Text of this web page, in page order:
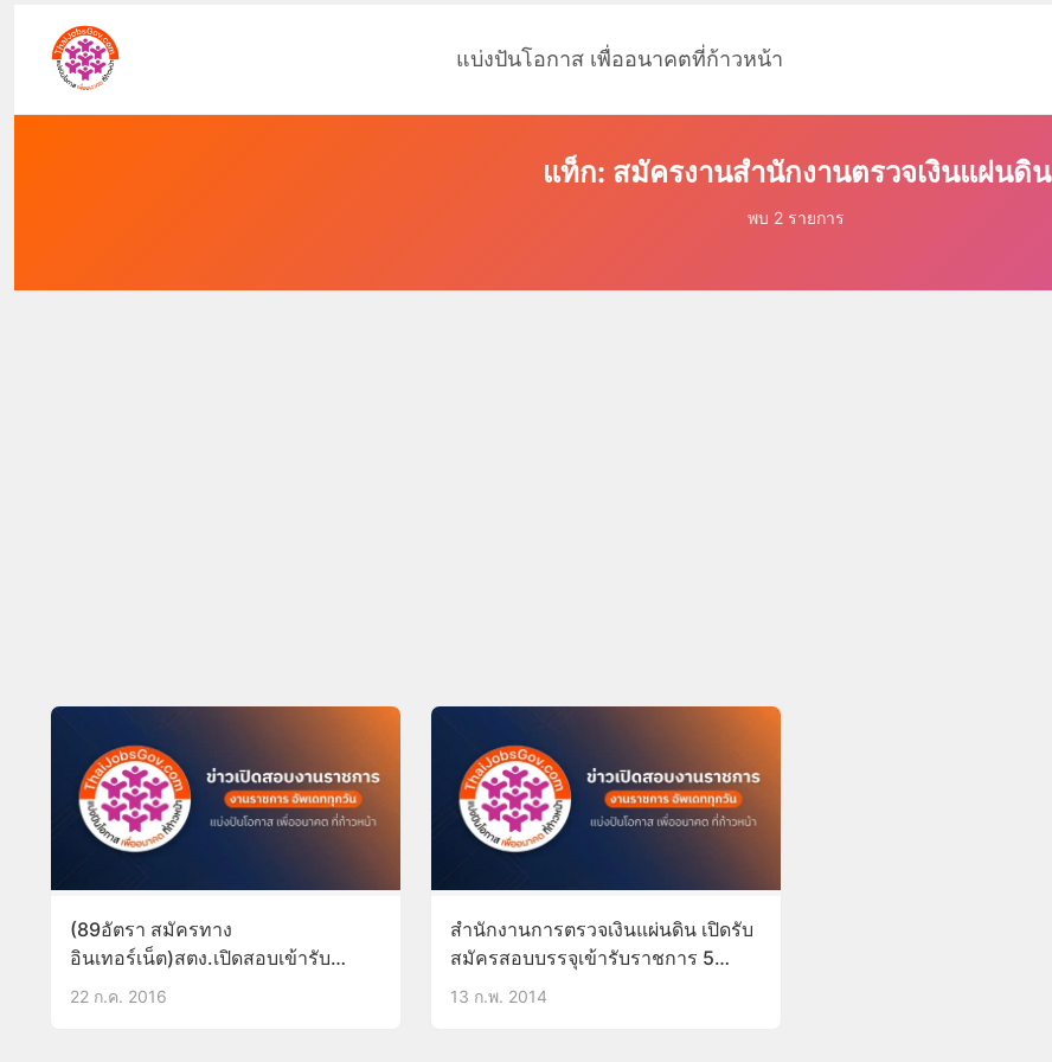
แบ่งปันโอกาส เพื่ออนาคตที่ก้าวหน้า
แท็ก: สมัครงานสำนักงานตรวจเงินแผ่นดิน
พบ 2 รายการ
(89อัตรา สมัครทาง
อินเทอร์เน็ต)สตง.เปิดสอบเข้ารับ
ราชการ วุฒิ ป.ตรี เงินเดือน15,000 รับ
22 ก.ค. 2016
สำนักงานการตรวจเงินแผ่นดิน เปิดรับ
สมัครสอบบรรจุเข้ารับราชการ 5
ตำแหน่ง 83 อัตรา (25 ก.พ. – 17
13 ก.พ. 2014